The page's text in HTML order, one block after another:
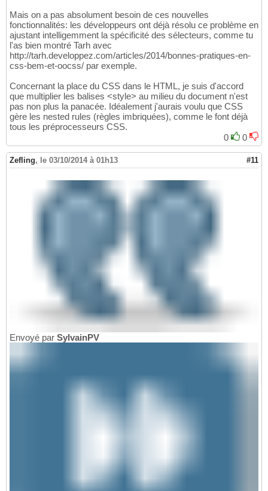
Mais on a pas absolument besoin de ces nouvelles
fonctionnalités: les développeurs ont déjà résolu ce problème en
ajustant intelligemment la spécificité des sélecteurs, comme tu
l'as bien montré Tarh avec
http://tarh.developpez.com/articles/2014/bonnes-pratiques-en-
css-bem-et-oocss/ par exemple.
Concernant la place du CSS dans le HTML, je suis d'accord
que multiplier les balises <style> au milieu du document n'est
pas non plus la panacée. Idéalement j'aurais voulu que CSS
gère les nested rules (règles imbriquées), comme le font déjà
tous les préprocesseurs CSS.
0
0
Zefling, le 03/10/2014 à 01h13 #11
Envoyé par SylvainPV